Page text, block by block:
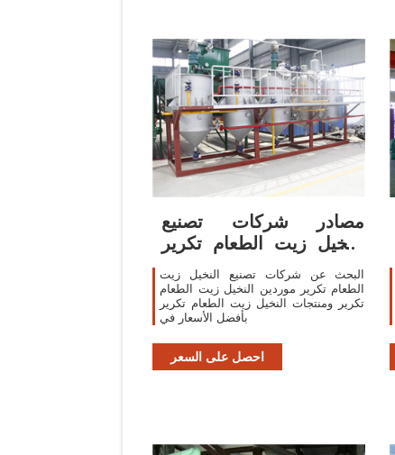
مصادر شركات تصنيع
النخيل زيت الطعام تكرير
والنخيل زيت
البحث عن شركات تصنيع النخيل زيت
الطعام تكرير موردين النخيل زيت الطعام
تكرير ومنتجات النخيل زيت الطعام تكرير
بأفضل الأسعار في
احصل على السعر